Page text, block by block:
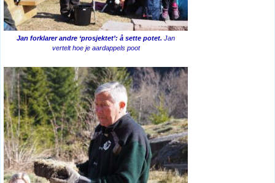
Jan forklarer andre ‘prosjektet’: å sette potet. Jan
vertelt hoe je aardappels poot